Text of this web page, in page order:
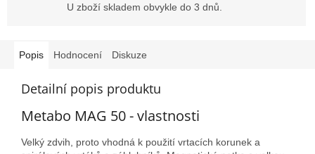
U zboží skladem obvykle do 3 dnů.
Popis Hodnocení Diskuze
Detailní popis produktu
Metabo MAG 50 - vlastnosti
Velký zdvih, proto vhodná k použití vrtacích korunek a